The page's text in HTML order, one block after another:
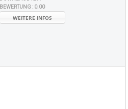
BEWERTUNG : 0.00
WEITERE INFOS